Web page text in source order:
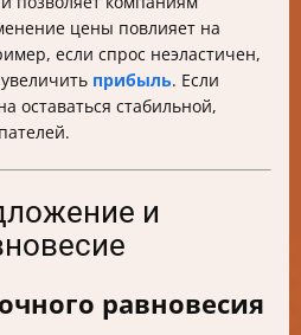
цены повлияет на
если спрос неэластичен,
прибыль. Если
оставаться стабильной,
и
равновесия